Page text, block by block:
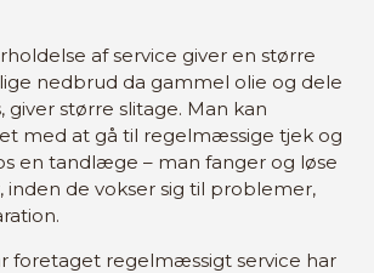
af service giver en større
nedbrud da gammel olie og dele
giver større slitage. Man kan
med at gå til regelmæssige tjek og
en tandlæge – man fanger og løse
de vokser sig til problemer,
foretaget regelmæssigt service har